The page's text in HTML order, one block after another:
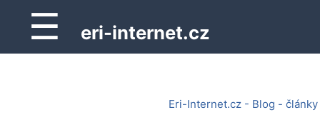
☰ eri-internet.cz
Eri-Internet.cz - Blog - články